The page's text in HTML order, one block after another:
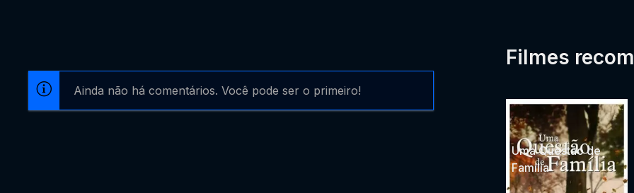
Ainda não há comentários. Você pode ser o primeiro!
Filmes
Uma Questão de
Família